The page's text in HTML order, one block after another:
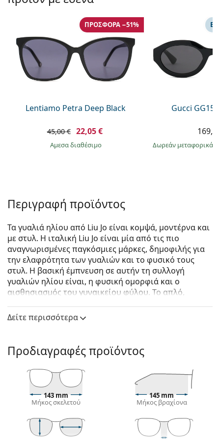
Persol
Όλες οι μάρκες
Lentiamo Petra Deep Black
ΠΡΟΣΦΟΡΆ −51%
45,00 € 22,05 €
άμεσα διαθέσιμο
Gucci
Δωρεάν μεταφορικά
Περιγραφή προϊόντος
Τα γυαλιά ηλίου από Liu Jo είναι κομψά, μοντέρνα και
με στυλ. Η ιταλική Liu Jo είναι μία από τις πιο
αναγνωρισμένες παγκόσμιες μάρκες, δημοφιλής για
την ελαφρότητα των γυαλιών και το φυσικό τους
στυλ. Η βασική έμπνευση σε αυτήν τη συλλογή
γυαλιών ηλίου είναι, η φυσική ομορφιά και ο
αισθησιασμός του γυναικείου φύλου. Το απλό,
κάθε γυναίκα την πρωτοτυπία και τη δημιουργικότη­
Δείτε πώς φαίνονται πάνω σας αυτά τα γυαλιά ηλίου
με τη λειτουργία του Εικονικού καθρέφτη του
Lentiamo.
Σκελετός γυαλιών ηλίου
με το δροσερό χρώμα του δέρματος και τα ανοιχτά
ξανθά, ανοιχτά καφέ ή μαύρα μαλλιά.
Δείτε περισσότερα
Προδιαγραφές προϊόντος
143 mm
Μήκος σκελετού
145 mm
Μήκος βραχίονα